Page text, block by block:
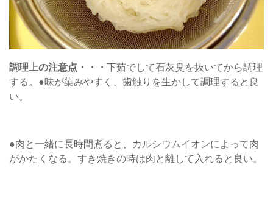
調理上の注意点・・・ 下茹でして石灰臭を抜いてから調理
する。●味が染みやすく、歯触りを生かして調理すると良
い。
●肉と一緒に長時間煮ると、カルシウムイオンによって肉
がかたくなる。すき焼きの時は肉と離して入れると良い。